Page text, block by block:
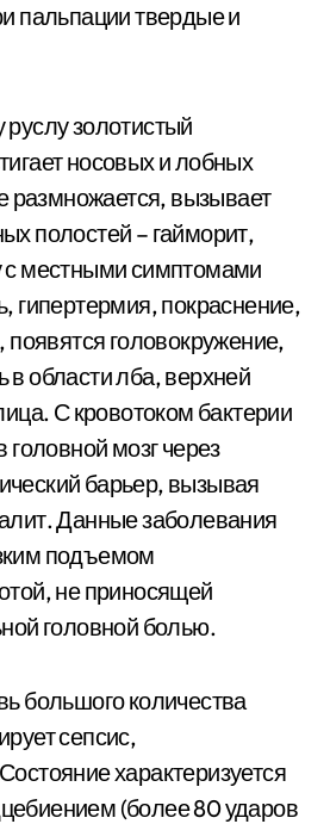
пальпации твердые и
золотистый
носовых и лобных
размножается, вызывает
полостей – гайморит,
местными симптомами
гипертермия, покраснение,
появятся головокружение,
области лба, верхней
С кровотоком бактерии
головной мозг через
барьер, вызывая
Данные заболевания
подъемом
не приносящей
головной болью.
большого количества
сепсис,
характеризуется
(более 80 ударов